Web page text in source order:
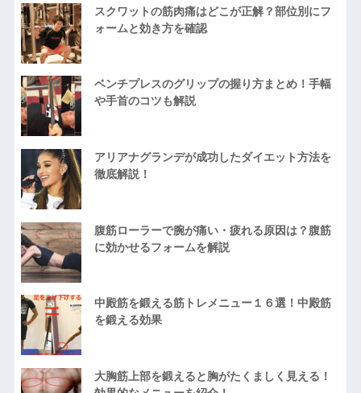
スクワットの筋肉痛はどこが正解？部位別にフ
ォームと効き方を確認
ベンチプレスのグリップの握り方まとめ！手幅
や手首のコツも解説
アリアナグランデが成功したダイエット方法を
徹底解説！
腹筋ローラーで腕が痛い・疲れる原因は？腹筋
に効かせるフォームを解説
中殿筋を鍛える筋トレメニュー１６選！中殿筋
を鍛える効果
大胸筋上部を鍛えると胸がたくましく見える！